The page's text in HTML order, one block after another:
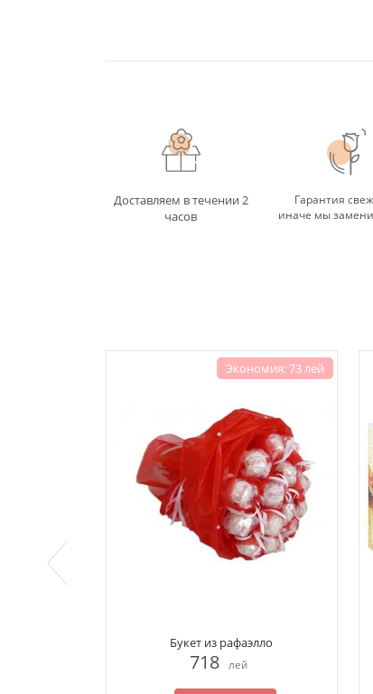
Доставляем в течении 2
часов
Гарантия
иначе мы
Экономия: 73 лей
Букет из рафаэлло
718 лей